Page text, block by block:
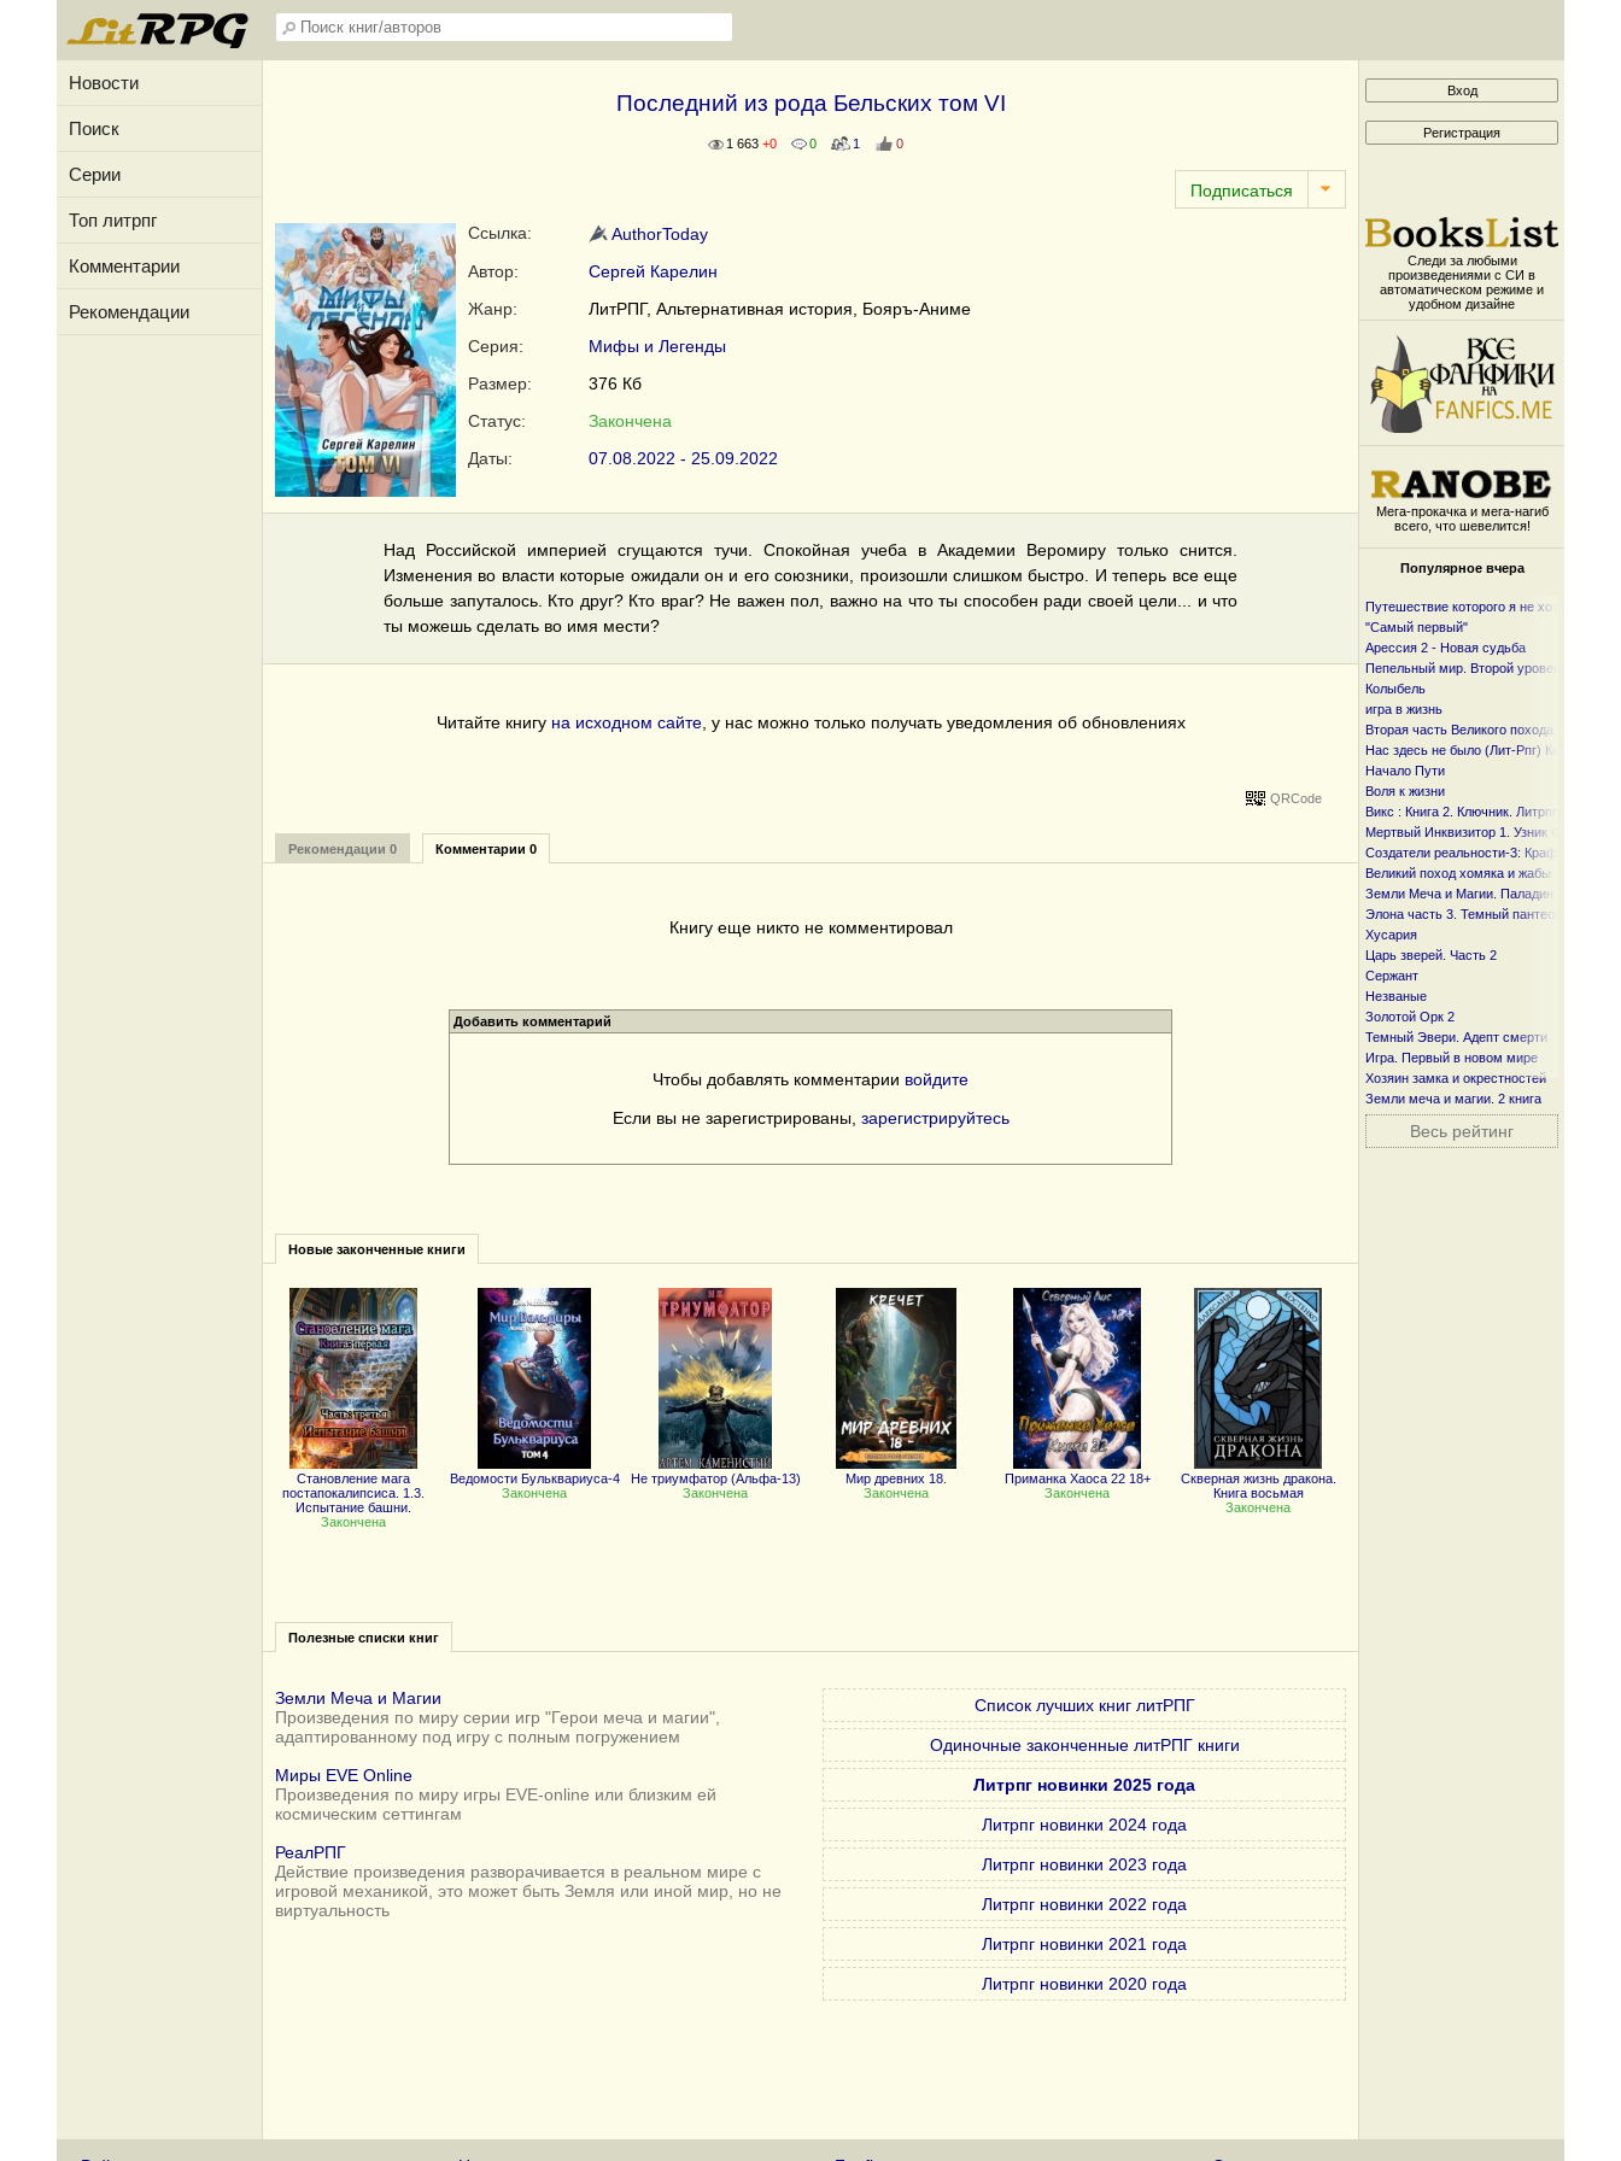
Новости
Поиск
Серии
Топ литрпг
Комментарии
Рекомендации
Последний из рода Бельских том VI
1 663 +0 0 1 0
Ссылка:
AuthorToday
Автор:
Сергей Карелин
Жанр:
ЛитРПГ, Альтернативная история, Бояръ-Аниме
Серия:
Мифы и Легенды
Размер:
376 Кб
Статус:
Закончена
Даты:
07.08.2022 - 25.09.2022
Над Российской империей сгущаются тучи. Спокойная учеба в Академии Веромиру только снится.
Изменения во власти которые ожидали он и его союзники, произошли слишком быстро. И теперь все еще
больше запуталось. Кто друг? Кто враг? Не важен пол, важно на что ты способен ради своей цели... и что
ты можешь сделать во имя мести?
Читайте книгу на исходном сайте, у нас можно только получать уведомления об обновлениях
QRCode
Рекомендации 0 Комментарии 0
Книгу еще никто не комментировал
Добавить комментарий
Чтобы добавлять комментарии войдите
Если вы не зарегистрированы, зарегистрируйтесь
Новые законченные книги
Становление мага
постапокалипсиса. 1.3.
Испытание башни.
Закончена
Ведомости Бульквариуса-4
Закончена
Не триумфатор (Альфа-13)
Закончена
Мир древних 18.
Закончена
Приманка Хаоса 22 18+
Закончена
Скверная жизнь дракона.
Книга восьмая
Закончена
Полезные списки книг
Земли Меча и Магии
Произведения по миру серии игр "Герои меча и магии",
адаптированному под игру с полным погружением
Миры EVE Online
Произведения по миру игры EVE-online или близким ей
космическим сеттингам
РеалРПГ
Действие произведения разворачивается в реальном мире с
игровой механикой, это может быть Земля или иной мир, но не
виртуальность
Список лучших книг литРПГ
Одиночные законченные литРПГ книги
Литрпг новинки 2025 года
Литрпг новинки 2024 года
Литрпг новинки 2023 года
Литрпг новинки 2022 года
Литрпг новинки 2021 года
Литрпг новинки 2020 года
Следи за любыми
произведениями с СИ в
автоматическом режиме и
удобном дизайне
Мега-прокачка и мега-нагиб
всего, что шевелится!
Популярное вчера
Путешествие которого я не хотел
"Самый первый"
Арессия 2 - Новая судьба
Пепельный мир. Второй уровень
Колыбель
игра в жизнь
Вторая часть Великого похода. От
Нас здесь не было (Лит-Рпг) Книга I и I I
Начало Пути
Воля к жизни
Викс : Книга 2. Ключник. Литрпг
Мертвый Инквизитор 1. Узник Фанмира
Создатели реальности-3: Крафтер
Великий поход хомяка и жабы
Земли Меча и Магии. Паладин
Элона часть 3. Темный пантеон
Хусария
Царь зверей. Часть 2
Сержант
Незваные
Золотой Орк 2
Темный Эвери. Адепт смерти
Игра. Первый в новом мире
Хозяин замка и окрестностей
Земли меча и магии. 2 книга
Весь рейтинг